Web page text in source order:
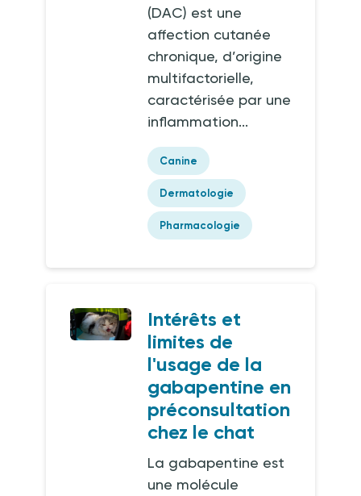
(DAC) est une
affection cutanée
chronique, d’origine
multifactorielle,
caractérisée par une
inflammation...
Canine
Dermatologie
Pharmacologie
Intérêts et
limites de
l'usage de la
gabapentine en
préconsultation
chez le chat
La gabapentine est
une molécule